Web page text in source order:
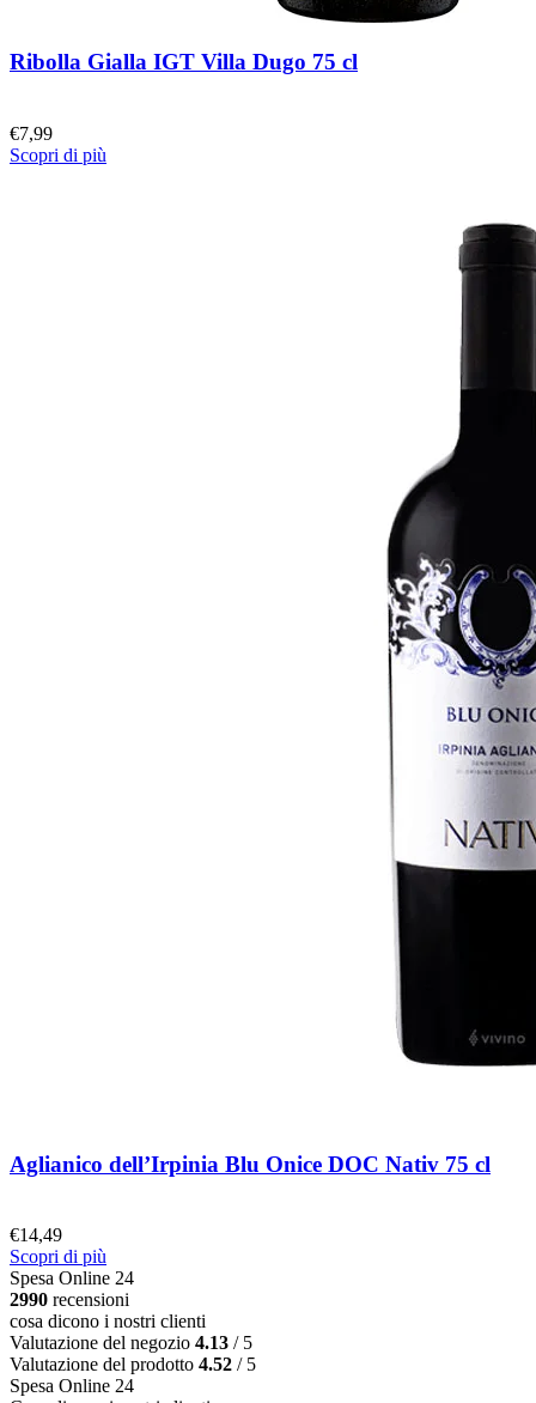
Ribolla Gialla IGT Villa Dugo 75 cl
€7,99
Scopri di più
Aglianico dell’Irpinia Blu Onice DOC Nativ 75 cl
€14,49
Scopri di più
Spesa Online 24
2990 recensioni
cosa dicono i nostri clienti
Valutazione del negozio 4.13 / 5
Valutazione del prodotto 4.52 / 5
Spesa Online 24